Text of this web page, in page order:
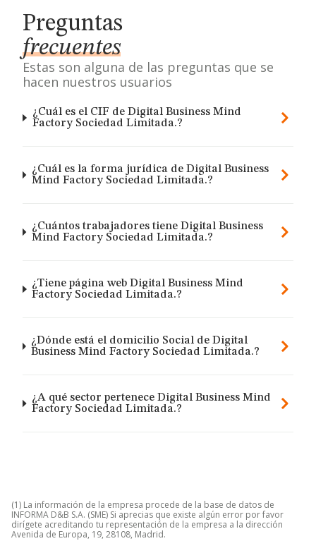
Preguntas
frecuentes
Estas son alguna de las preguntas que se
hacen nuestros usuarios
¿Cuál es el CIF de Digital Business Mind
Factory Sociedad Limitada.?
¿Cuál es la forma jurídica de Digital Business
Mind Factory Sociedad Limitada.?
¿Cuántos trabajadores tiene Digital Business
Mind Factory Sociedad Limitada.?
¿Tiene página web Digital Business Mind
Factory Sociedad Limitada.?
¿Dónde está el domicilio Social de Digital
Business Mind Factory Sociedad Limitada.?
¿A qué sector pertenece Digital Business Mind
Factory Sociedad Limitada.?
(1) La información de la empresa procede de la base de datos de
INFORMA D&B S.A. (SME) Si aprecias que existe algún error por favor
dirígete acreditando tu representación de la empresa a la dirección
Avenida de Europa, 19, 28108, Madrid.